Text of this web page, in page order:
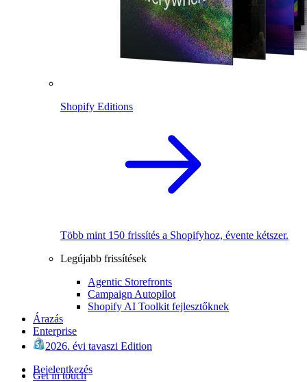
Shopify Editions
Több mint 150 frissítés a Shopifyhoz, évente kétszer.
Legújabb frissítések
Agentic Storefronts
Campaign Autopilot
Shopify AI Toolkit fejlesztőknek
Árazás
Enterprise
2026. évi tavaszi Edition
Bejelentkezés
Get in touch